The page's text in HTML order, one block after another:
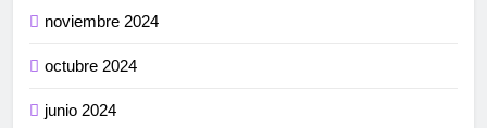
noviembre 2024
octubre 2024
junio 2024